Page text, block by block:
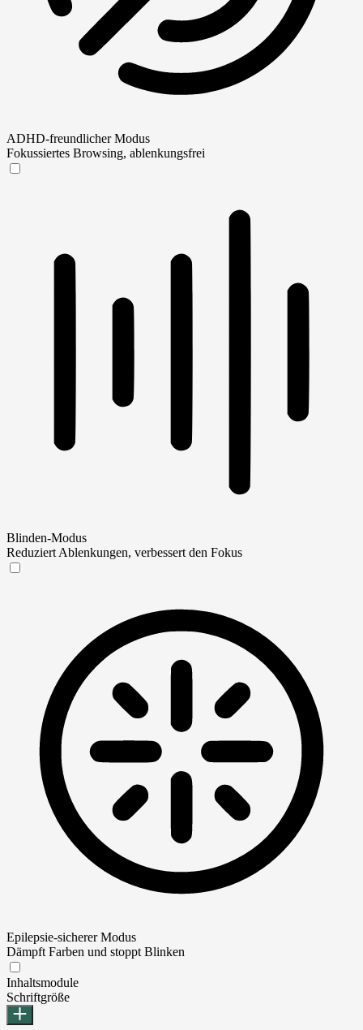
ADHD-freundlicher Modus
Fokussiertes Browsing, ablenkungsfrei
Blinden-Modus
Reduziert Ablenkungen, verbessert den Fokus
Epilepsie-sicherer Modus
Dämpft Farben und stoppt Blinken
Inhaltsmodule
Schriftgröße